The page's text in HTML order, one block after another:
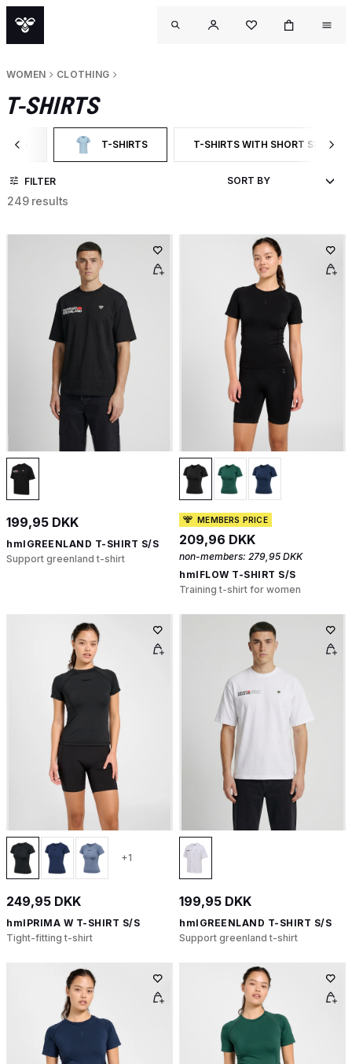
WOMEN CLOTHING
T-SHIRTS
CATEGORY: CLOTHINGT-SHIRTSSELECTED CURRENTLY FILTERED BY CATEGORY: T-SHIRTS
T-SHIRTS WITH SHORT SLEEVES
FILTER BY PRODUCT TYPE: T-
FILTER
249 results
199,95 DKK
hmlGREENLAND T-SHIRT S/S
Support greenland t-shirt
MEMBERS PRICE
209,96 DKK
non-members: 279,95 DKK
hmlFLOW T-SHIRT S/S
Training t-shirt for women
+1
249,95 DKK
hmlPRIMA W T-SHIRT S/S
Tight-fitting t-shirt
199,95 DKK
hmlGREENLAND T-SHIRT S/S
Support greenland t-shirt